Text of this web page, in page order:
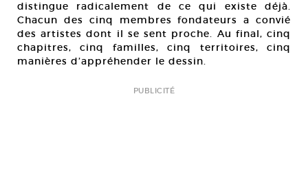
distingue radicalement de ce qui existe déjà.
Chacun des cinq membres fondateurs a convié
des artistes dont il se sent proche. Au final, cinq
chapitres, cinq familles, cinq territoires, cinq
manières d’appréhender le dessin.
PUBLICITÉ